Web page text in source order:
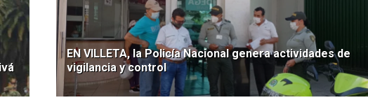
EN VILLETA, la Policía Nacional genera actividades de
vigilancia y control